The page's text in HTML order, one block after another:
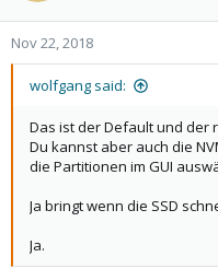
Nov 22, 2018
wolfgang said:
Das ist der Default und der
Du kannst aber auch die
die Partitionen im GUI
Ja bringt wenn die SSD
Ja.